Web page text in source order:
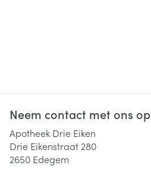
Neem contact met ons op
Apotheek Drie Eiken
Drie Eikenstraat 280
2650 Edegem